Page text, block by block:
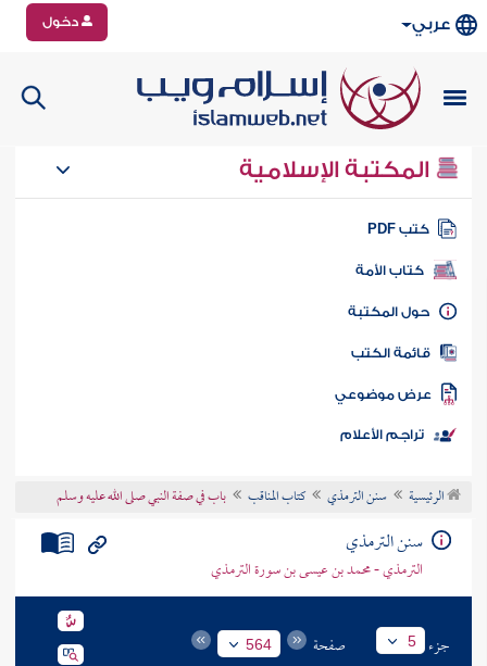
عربي دخول
المكتبة الإسلامية
كتب PDF
كتاب الأمة
المكتبة
الكتب
موضوعي
تراجم الأعلام
الرئيسية سنن الترمذي كتاب المناقب باب في صفة النبي صلى الله عليه وسلم
سنن الترمذي
الترمذي - محمد بن عيسى بن سورة الترمذي
جزء 5 صفحة 564